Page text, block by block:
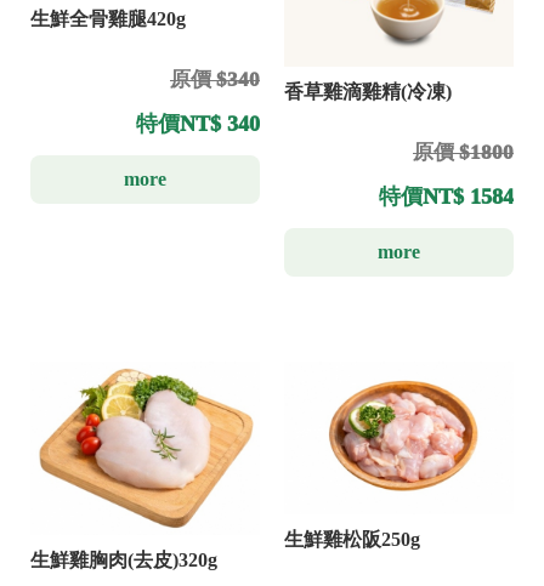
生鮮全骨雞腿420g
原價 $340
特價NT$ 340
more
香草雞滴雞精(冷凍)
原價 $1800
特價NT$ 1584
more
生鮮雞胸肉(去皮)320g
生鮮雞松阪250g